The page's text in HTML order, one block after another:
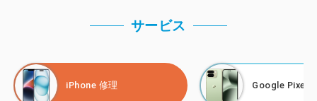
nubia、iPhone 各種モデルの修理は、お客様の目の前で実
施致します。画面交換、液晶交換、ガラス割れ、電池交換、
サービス
iPhone 修理 Google Pixel